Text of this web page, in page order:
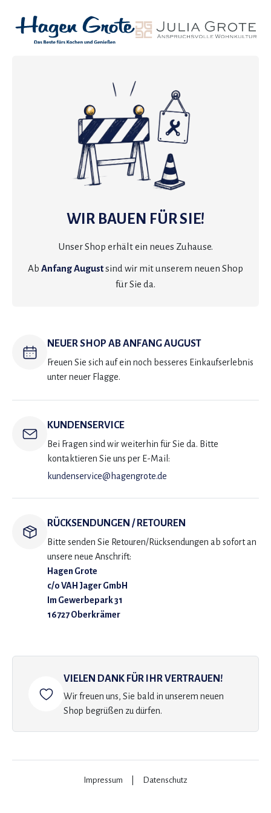
WIR BAUEN FÜR SIE!
Unser Shop erhält ein neues Zuhause.
Ab Anfang Augustsind wir mit unserem neuen Shop
für Sie da.
NEUER SHOP AB ANFANG AUGUST
Freuen Sie sich auf ein noch besseres Einkaufserlebnis
unter neuer Flagge.
KUNDENSERVICE
Bei Fragen sind wir weiterhin für Sie da. Bitte
kontaktieren Sie uns per E-Mail:
kundenservice@hagengrote.de
RÜCKSENDUNGEN / RETOUREN
Bitte senden Sie Retouren/Rücksendungen ab sofort an
unsere neue Anschrift:
Hagen Grote
c/o VAH Jager GmbH
Im Gewerbepark 31
16727 Oberkrämer
VIELEN DANK FÜR IHR VERTRAUEN!
Wir freuen uns, Sie bald in unserem neuen
Shop begrüßen zu dürfen.
Impressum Datenschutz